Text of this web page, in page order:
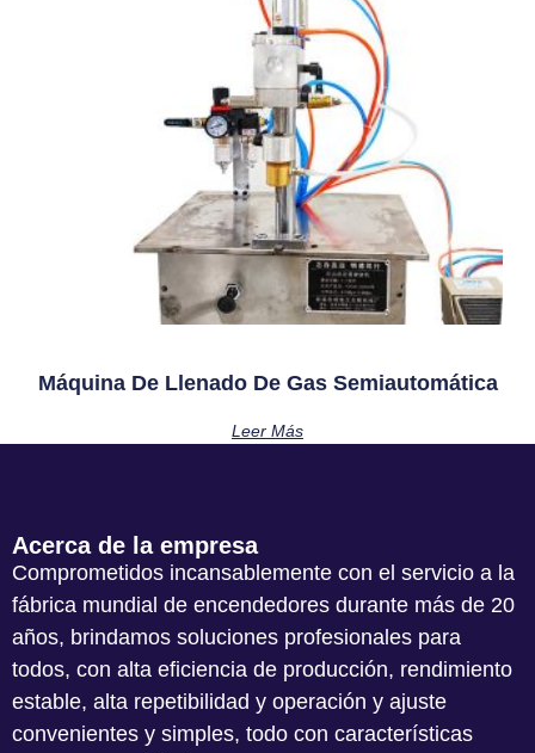
Máquina De Llenado De Gas Semiautomática
Leer Más
Acerca de la empresa
Comprometidos incansablemente con el servicio a la
fábrica mundial de encendedores durante más de 20
años, brindamos soluciones profesionales para
todos, con alta eficiencia de producción, rendimiento
estable, alta repetibilidad y operación y ajuste
convenientes y simples, todo con características